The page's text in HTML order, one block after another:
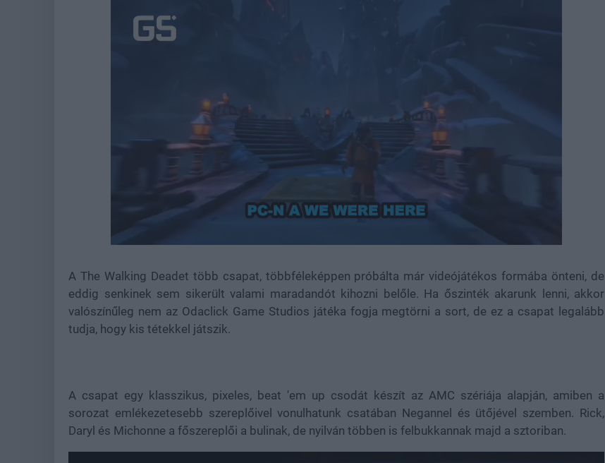
81.69%
A The Walking Deadet több csapat, többféleképpen próbálta már videójátékos formába önteni, de
eddig senkinek sem sikerült valami maradandót kihozni belőle. Ha őszinték akarunk lenni, akkor
valószínűleg nem az Odaclick Game Studios játéka fogja megtörni a sort, de ez a csapat legalább
tudja, hogy kis tétekkel játszik.
A csapat egy klasszikus, pixeles, beat 'em up csodát készít az AMC szériája alapján, amiben a
sorozat emlékezetesebb szereplőivel vonulhatunk csatában Negannel és ütőjével szemben. Rick,
Daryl és Michonne a főszereplői a bulinak, de nyilván többen is felbukkannak majd a sztoriban.